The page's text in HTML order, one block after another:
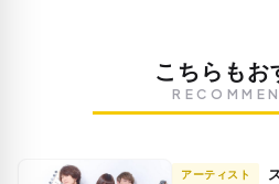
こちらもお
アーティスト